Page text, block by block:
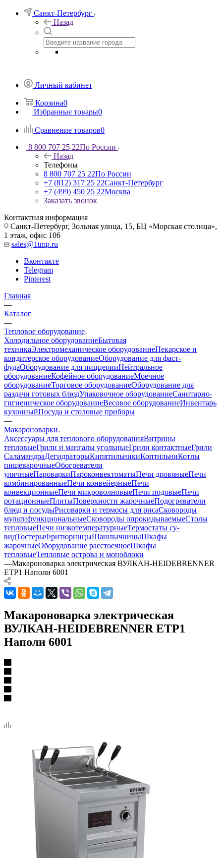
Санкт-Петербург
Назад
Личный кабинет
Корзина0
Избранные товары0
Сравнение товаров0
8 800 707 25 22По России
Назад
Телефоны
8 800 707 25 22По России
+7 (812) 317 25 22Санкт-Петербург
+7 (499) 450 25 22Москва
Заказать звонок
Контактная информация
Санкт-Петербург, Зольная улица, 15, БЦ «Морская столица»,
1 этаж, офис 106
sales@1tmp.ru
Вконтакте
Telegram
Pinterest
Главная
—
Каталог
—
Тепловое оборудование
Холодильное оборудованиеБытовая
техникаЭлектромеханическое оборудованиеПекарское и
кондитерское оборудованиеОборудование для фаст-
фудаОборудование для пиццерииНейтральное
оборудованиеКофейное оборудованиеМоечное
оборудованиеТорговое оборудованиеОборудование для
раздачи готовых блюдУпаковочное оборудованиеСанитарно-
гигиеническое оборудованиеВесовое оборудованиеИнвентарь
кухонныйПосуда и столовые приборы
—
Макароноварки
Аксессуары для теплового оборудованияВитрины
тепловыеГрили и мангалы угольныеГрили контактныеГрили
СаламандраДегидраторыКипятильникиКоптильниКотлы
пищеварочныеОбогреватели
уличныеПароваркиПароконвектоматыПечи дровяныеПечи
комбинированныеПечи конвейерныеПечи
конвекционныеПечи микроволновыеПечи подовыеПечи
ротационныеПлитыПоверхности жарочныеПодогреватели
блюд и посудыРисоварки и термосы для рисаСковороды
мультифункциональныеСковороды опрокидываемыеСтолы
тепловыеПечи низкотемпературныеТермостаты су-
видТостерыФритюрницыШашлычницыШкафы
жарочныеОборудование расстоечноеШкафы
тепловыеТепловые острова и моноблоки
—Макароноварка электрическая ВУЛКАН-HEIDEBRENNER
ETP1 Наполи 6001
Макароноварка электрическая
ВУЛКАН-HEIDEBRENNER ETP1
Наполи 6001